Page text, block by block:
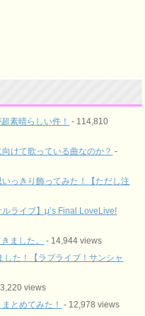
素晴らしい件！ - 114,810
けて歌っている曲なのか？ -
っきり飾ってみた！【ただし注
ライブ】μ’s Final LoveLive!
ました。
- 14,944 views
た！【ラブライブ！サンシャ
views
とめてみた！ - 12,978 views